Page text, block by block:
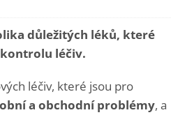
důležitých léků, které
léčiv.
léčiv, které jsou pro
a obchodní problémy, a